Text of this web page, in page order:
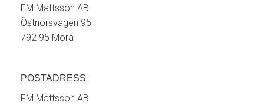
FM Mattsson AB
Östnorsvägen 95
792 95 Mora
POSTADRESS
FM Mattsson AB